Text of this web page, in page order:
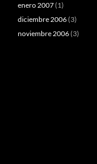
enero 2007(1)
diciembre 2006(3)
noviembre 2006(3)